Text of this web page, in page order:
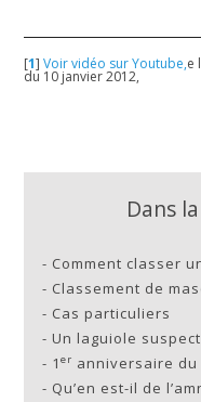
[1]Voir vidéo sur Youtube,e
du 10 janvier 2012,
Dans
- Comment classer
- Classement de
- Cas particuliers
-Un laguiole
- 1er anniversaire du
- Qu’en est-il de